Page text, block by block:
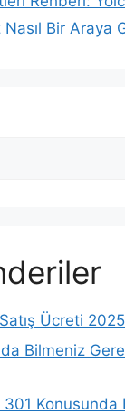
Bir Araya
Ücreti
Bilmeniz
301 Konusunda